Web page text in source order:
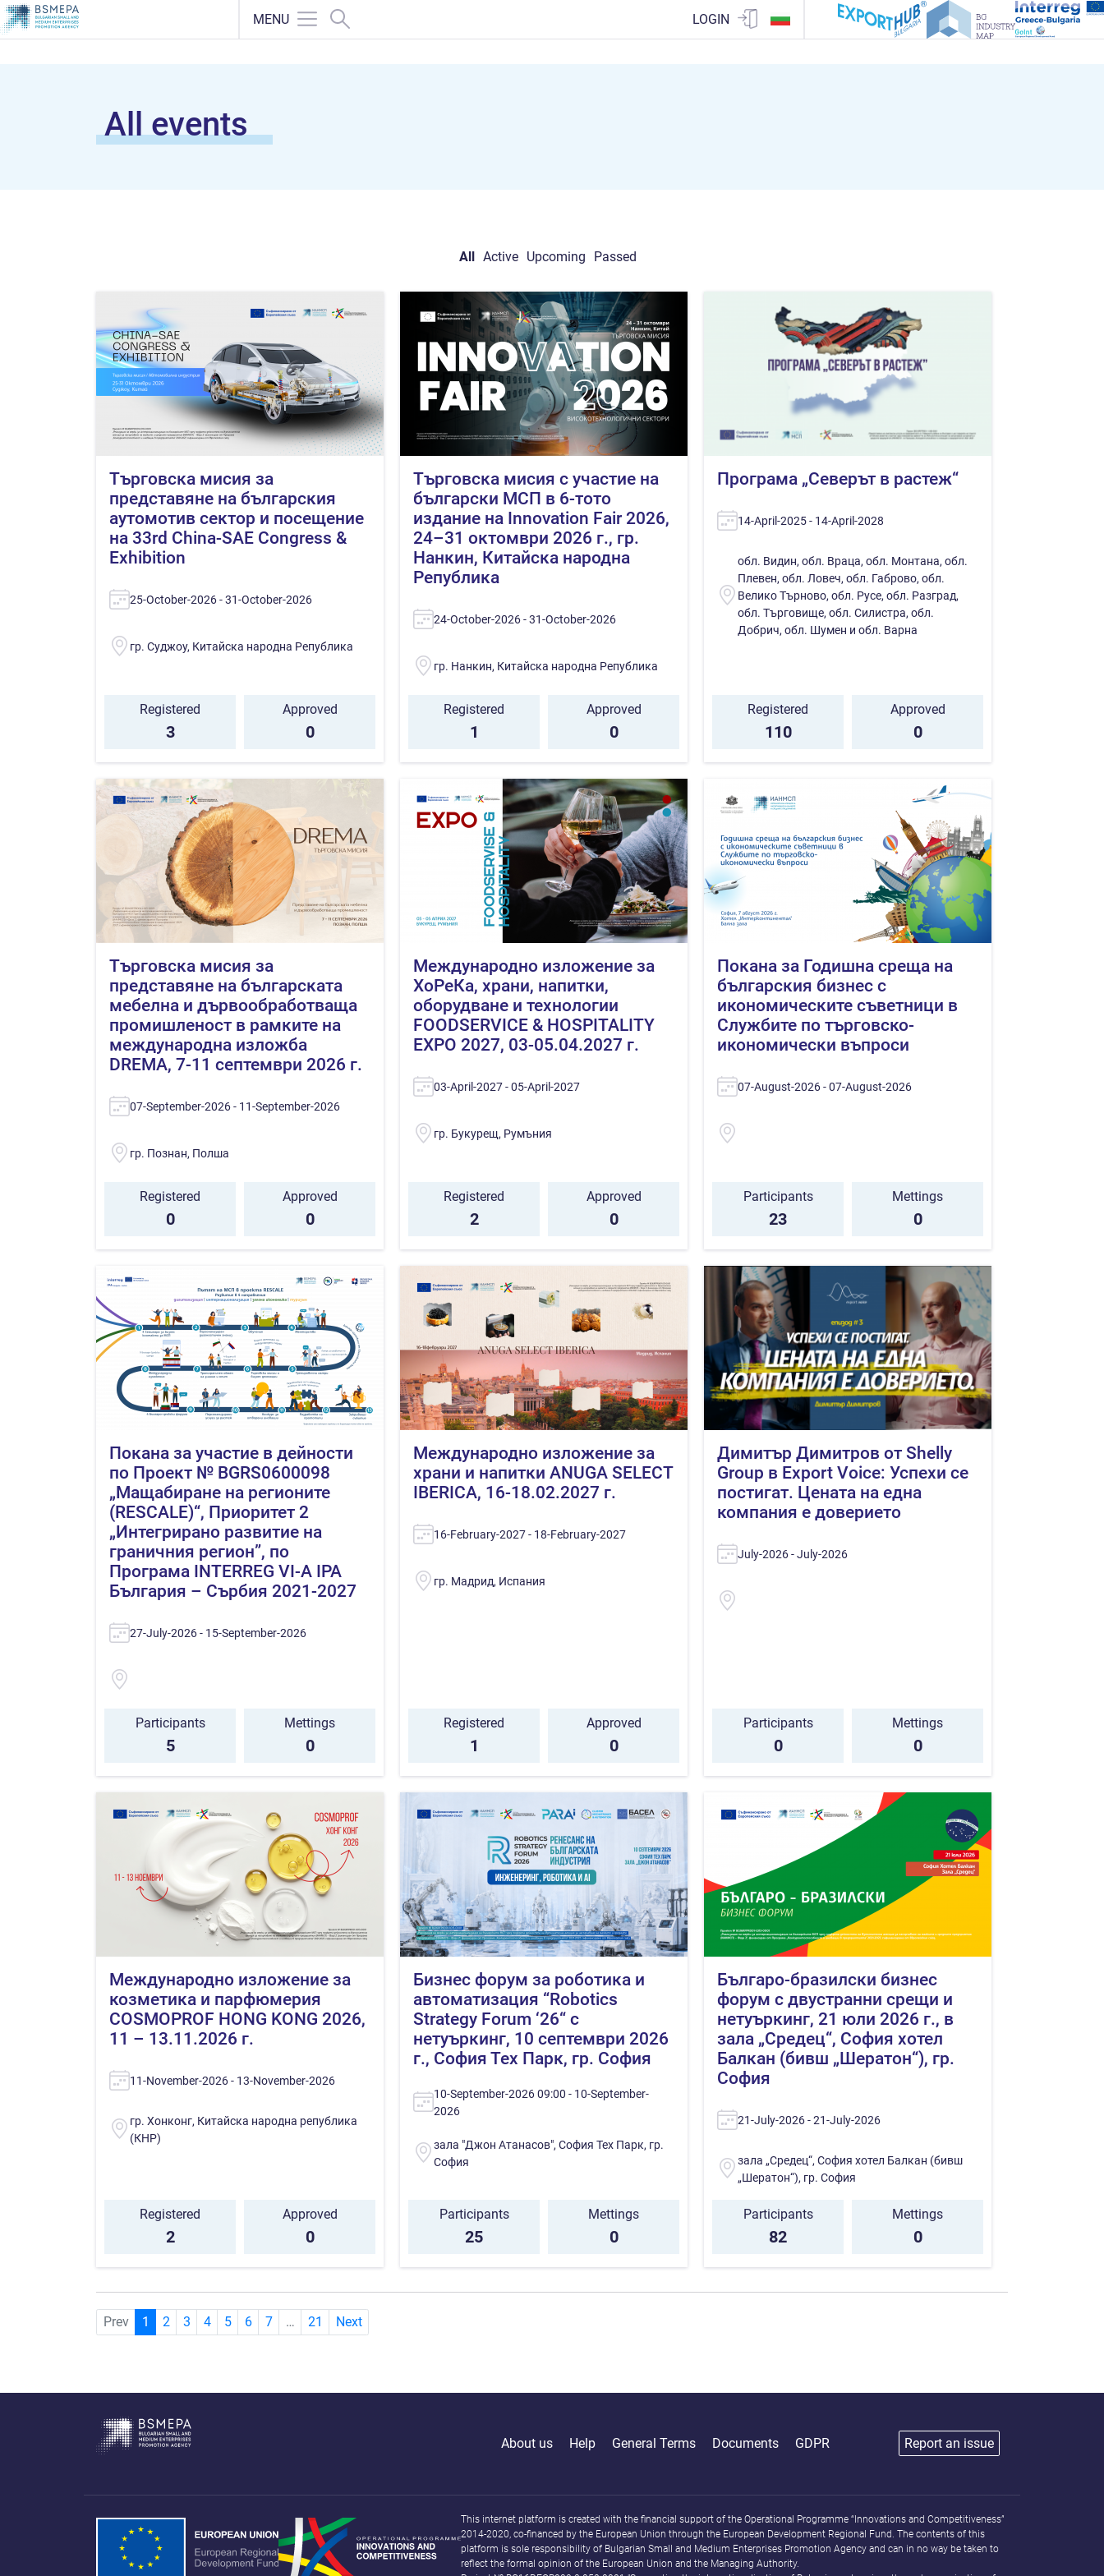
MENU LOGIN
All events
All Active Upcoming Passed
Търговска мисия за
представяне на българския
аутомотив сектор и посещение
на 33rd China-SAE Congress &
Exhibition
25-October-2026 - 31-October-2026
гр. Суджоу, Китайска народна Република
Registered
3
Approved
0
Търговска мисия с участие на
български МСП в 6-тото
издание на Innovation Fair 2026,
24–31 октомври 2026 г., гр.
Нанкин, Китайска народна
Република
24-October-2026 - 31-October-2026
гр. Нанкин, Китайска народна Република
Registered
1
Approved
0
Програма „Северът в растеж“
14-April-2025 - 14-April-2028
обл. Видин, обл. Враца, обл. Монтана, обл.
Плевен, обл. Ловеч, обл. Габрово, обл.
Велико Търново, обл. Русе, обл. Разград,
обл. Търговище, обл. Силистра, обл.
Добрич, обл. Шумен и обл. Варна
Registered
110
Approved
0
Търговска мисия за
представяне на българската
мебелна и дървообработваща
промишленост в рамките на
международна изложба
DREMA, 7-11 септември 2026 г.
07-September-2026 - 11-September-2026
гр. Познан, Полша
Registered
0
Approved
0
Международно изложение за
ХоРеКа, храни, напитки,
оборудване и технологии
FOODSERVICE & HOSPITALITY
EXPO 2027, 03-05.04.2027 г.
03-April-2027 - 05-April-2027
гр. Букурещ, Румъния
Registered
2
Approved
0
Покана за Годишна среща на
българския бизнес с
икономическите съветници в
Службите по търговско-
икономически въпроси
07-August-2026 - 07-August-2026
Participants
23
Mettings
0
Покана за участие в дейности
по Проект № BGRS0600098
„Мащабиране на регионите
(RESCALE)“, Приоритет 2
„Интегрирано развитие на
граничния регион”, по
Програма INTERREG VI-A IPA
България – Сърбия 2021-2027
27-July-2026 - 15-September-2026
Participants
5
Mettings
0
Международно изложение за
храни и напитки ANUGA SELECT
IBERICA, 16-18.02.2027 г.
16-February-2027 - 18-February-2027
гр. Мадрид, Испания
Registered
1
Approved
0
Димитър Димитров от Shelly
Group в Export Voice: Успехи се
постигат. Цената на една
компания е доверието
July-2026 - July-2026
Participants
0
Mettings
0
Mеждународно изложение за
козметика и парфюмерия
COSMOPROF HONG KONG 2026,
11 – 13.11.2026 г.
11-November-2026 - 13-November-2026
гр. Хонконг, Китайска народна република
(КНР)
Registered
2
Approved
0
Бизнес форум за роботика и
автоматизация “Robotics
Strategy Forum ‘26“ с
нетуъркинг, 10 септември 2026
г., София Тех Парк, гр. София
10-September-2026 09:00 - 10-September-
2026
зала "Джон Атанасов", София Тех Парк, гр.
София
Participants
25
Mettings
0
Българо-бразилски бизнес
форум с двустранни срещи и
нетуъркинг, 21 юли 2026 г., в
зала „Средец“, София хотел
Балкан (бивш „Шератон“), гр.
София
21-July-2026 - 21-July-2026
зала „Средец“, София хотел Балкан (бивш
„Шератон“), гр. София
Participants
82
Mettings
0
Prev 1 (current)
2 3 4 5 6 7 … 21 Next
About us Help General Terms Documents GDPR Report an issue
This internet platform is created with the financial support of the Operational Programme “Innovations and Competitiveness”
2014-2020, co-financed by the European Union through the European Development Regional Fund. The contents of this
platform is sole responsibility of Bulgarian Small and Medium Enterprises Promotion Agency and can in no way be taken to
reflect the formal opinion of the European Union and the Managing Authority.